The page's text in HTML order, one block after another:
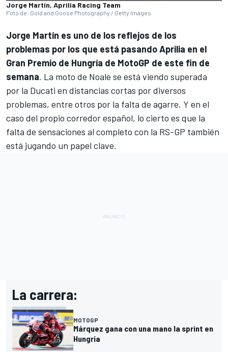
Jorge Martín, Aprilia Racing Team
Foto de: Gold and Goose Photography / Getty Images
Jorge Martín es uno de los reflejos de los
problemas por los que está pasandoAprilia en el
Gran Premio de Hungría de MotoGP de este fin de
semana. La moto de Noale se está viendo superada
por la Ducati en distancias cortas por diversos
problemas, entre otros por la falta de agarre. Y en el
caso del propio corredor español, lo cierto es que la
falta de sensaciones al completo con la RS-GP también
está jugando un papel clave.
La carrera:
MOTOGP
Márquez gana con una mano la sprint en
Hungría